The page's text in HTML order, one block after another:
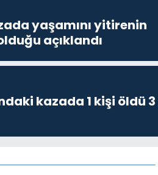
yaşamını yitirenin
açıklandı
kazada 1 kişi öldü 3